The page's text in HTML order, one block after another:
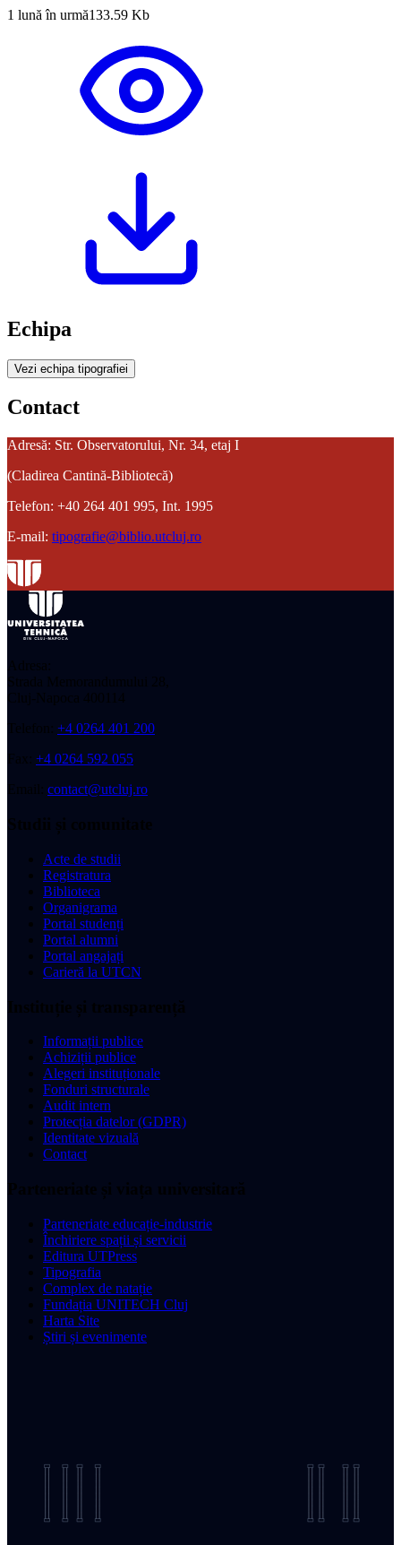
1 lună în urmă133.59 Kb
Echipa
Vezi echipa tipografiei
Contact
Adresă: Str. Observatorului, Nr. 34, etaj I
(Cladirea Cantină-Bibliotecă)
Telefon: +40 264 401 995, Int. 1995
E-mail: tipografie@biblio.utcluj.ro
+4 0264 401 200
+4 0264 592 055
contact@utcluj.ro
Acte de studii
Registratura
Biblioteca
Organigrama
Portal studenți
Portal alumni
Portal angajați
Carieră la UTCN
Informații publice
Achiziții publice
Alegeri instituționale
Fonduri structurale
Audit intern
Protecția datelor (GDPR)
Identitate vizuală
Contact
Parteneriate educație-industrie
Închiriere spații și servicii
Editura UTPress
Tipografia
Complex de natație
Fundația UNITECH Cluj
Harta Site
Știri și evenimente